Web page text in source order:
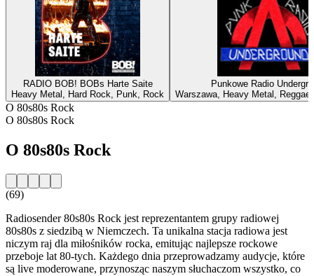
RADIO BOB! BOBs Harte Saite
Heavy Metal, Hard Rock, Punk, Rock
Punkowe Radio
Warszawa, Heavy Metal,
O 80s80s Rock
O 80s80s Rock
O 80s80s Rock
(69)
Radiosender 80s80s Rock jest reprezentantem grupy radiowej
80s80s z siedzibą w Niemczech. Ta unikalna stacja radiowa jest
niczym raj dla miłośników rocka, emitując najlepsze rockowe
przeboje lat 80-tych. Każdego dnia przeprowadzamy audycje, które
są live moderowane, przynosząc naszym słuchaczom wszystko, co